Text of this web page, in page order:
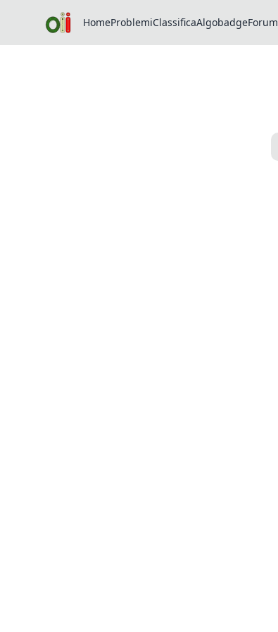
HomeProblemiClassificaAlgobadgeForum